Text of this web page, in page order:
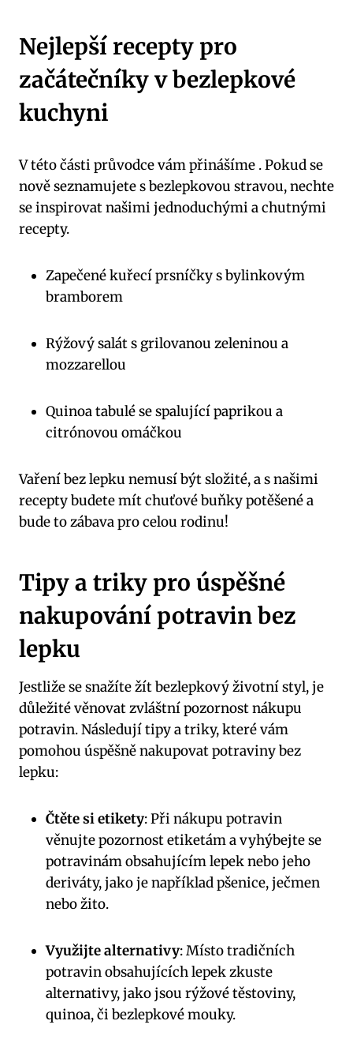
Nejlepší recepty pro
začátečníky v bezlepkové
kuchyni
V této části průvodce vám přinášíme . Pokud se
nově seznamujete s bezlepkovou stravou, nechte
se inspirovat našimi jednoduchými a chutnými
recepty.
Zapečené kuřecí prsníčky s bylinkovým
bramborem
Rýžový salát s grilovanou zeleninou a
mozzarellou
Quinoa tabulé se spalující paprikou a
citrónovou omáčkou
Vaření bez lepku nemusí být složité, a s našimi
recepty budete mít chuťové buňky potěšené a
bude to zábava pro celou rodinu!
Tipy a triky pro úspěšné
nakupování potravin bez
lepku
Jestliže se snažíte žít bezlepkový životní styl, je
důležité věnovat zvláštní pozornost nákupu
potravin. Následují tipy a triky, které vám
pomohou úspěšně nakupovat potraviny bez
lepku:
Čtěte si etikety: Při nákupu potravin
věnujte pozornost etiketám a vyhýbejte se
potravinám obsahujícím lepek nebo jeho
deriváty, jako je například pšenice, ječmen
nebo žito.
Využijte alternativy: Místo tradičních
potravin obsahujících lepek zkuste
alternativy, jako jsou rýžové těstoviny,
quinoa, či bezlepkové mouky.